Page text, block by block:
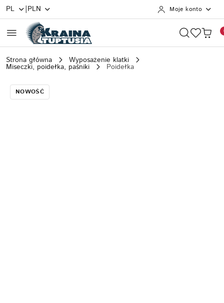
Przejdź do treści głównej
Przejdź do wyszukiwarki
Przejdź do moje konto
Przejdź do menu głównego
Przejdź do opisu produktu
Przejdź do stopki
PL |PLN Moje konto
Strona główna Wyposażenie klatki
Miseczki, poidełka, paśniki Poidełka
NOWOŚĆ